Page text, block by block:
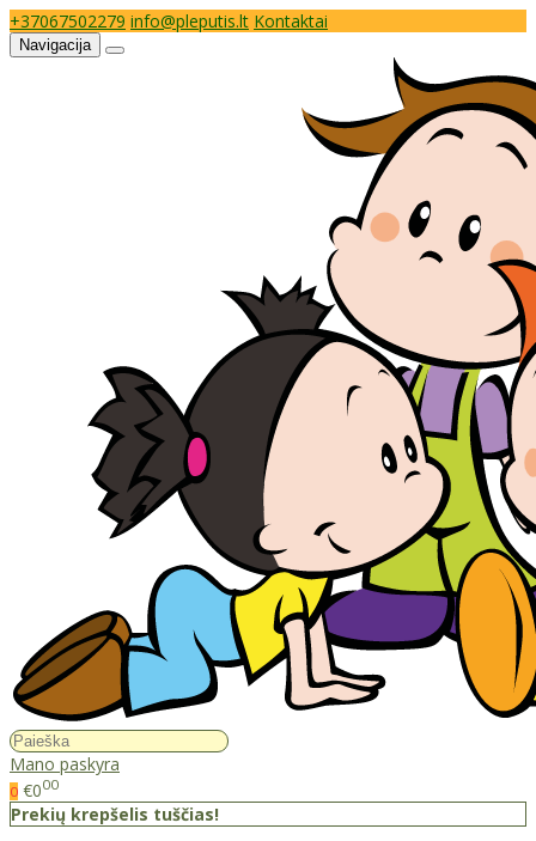
+37067502279 info@pleputis.lt Kontaktai
Navigacija
Mano paskyra
0 €000
Prekių krepšelis tuščias!